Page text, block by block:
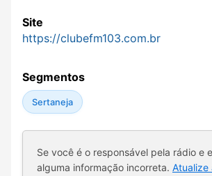
Site
https://clubefm103.com.br
Segmentos
Sertaneja
Se você é o responsável pela rádio e
alguma informação incorreta. Atualize